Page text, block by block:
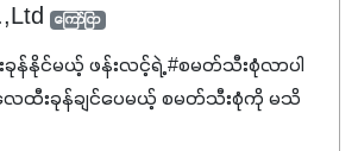
ကြော်ငြာ
န်နိုင်မယ့် ဖန်းလင့်ရဲ့ #စမတ်သီးစုံလာပါ
လေထီးခုန်ချင်ပေမယ့် စမတ်သီးစုံကို မသိ
ေးကို ဆက်ဖတ်‌ပေးပါ #စမတ်သီးစုံဆိုတာ